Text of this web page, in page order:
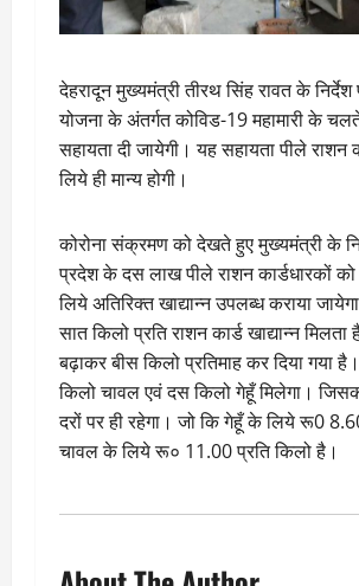
देहरादून मुख्यमंत्री तीरथ सिंह रावत के निर्देश
योजना के अंतर्गत कोविड-19 महामारी के चलते
सहायता दी जायेगी। यह सहायता पीले राशन
लिये ही मान्य होगी।
कोरोना संक्रमण को देखते हुए मुख्यमंत्री के
प्रदेश के दस लाख पीले राशन कार्डधारकों
लिये अतिरिक्त खाद्यान्न उपलब्ध कराया
सात किलो प्रति राशन कार्ड खाद्यान्न
बढ़ाकर बीस किलो प्रतिमाह कर दिया गया
किलो चावल एवं दस किलो गेहूँ मिलेगा।
दरों पर ही रहेगा। जो कि गेहूँ के लिये रू0
चावल के लिये रू० 11.00 प्रति किलो है।